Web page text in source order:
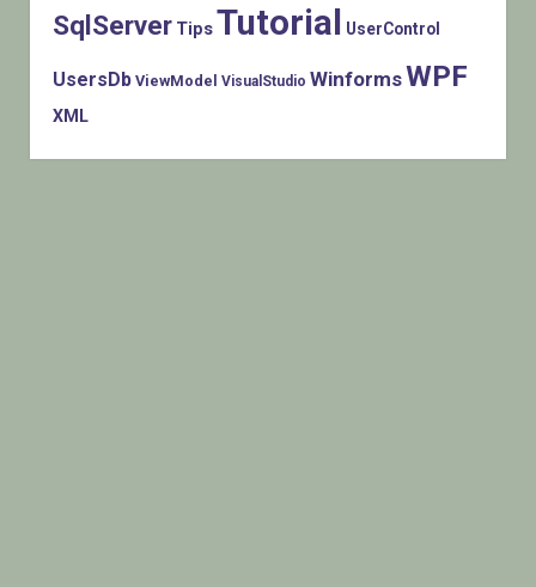
SqlServer TipsTutorial UserControl
UsersDb ViewModel VisualStudio WinformsWPF
XML